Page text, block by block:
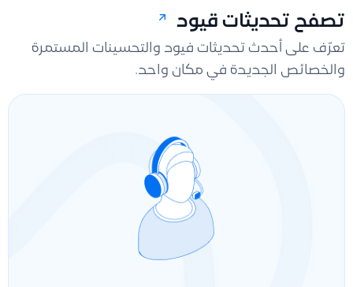
تصفح تحديثات قيود
تعرّف على أحدث تحديثات فيود والتحسينات المستمرة
والخصائص الجديدة في مكان واحد.